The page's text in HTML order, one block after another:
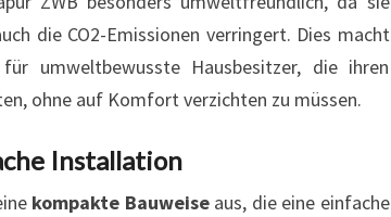
die CO2-Emissionen verringert. Dies macht
umweltbewusste Hausbesitzer, die ihren
ohne auf Komfort verzichten zu müssen.
Installation
kompakte Bauweiseaus, die eine einfache